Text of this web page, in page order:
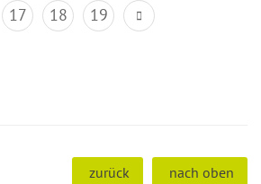
17 18 19
zurück nach oben